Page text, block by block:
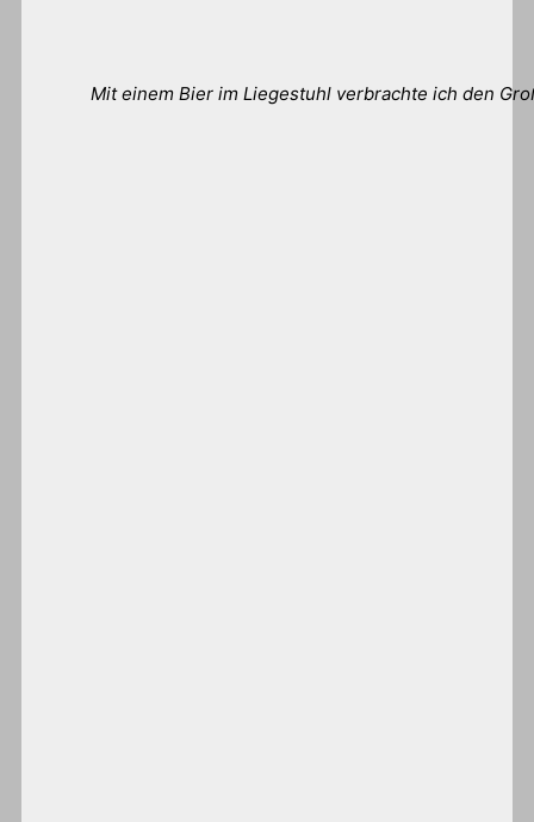
Mit einem Bier im Liegestuhl verbrachte ich den